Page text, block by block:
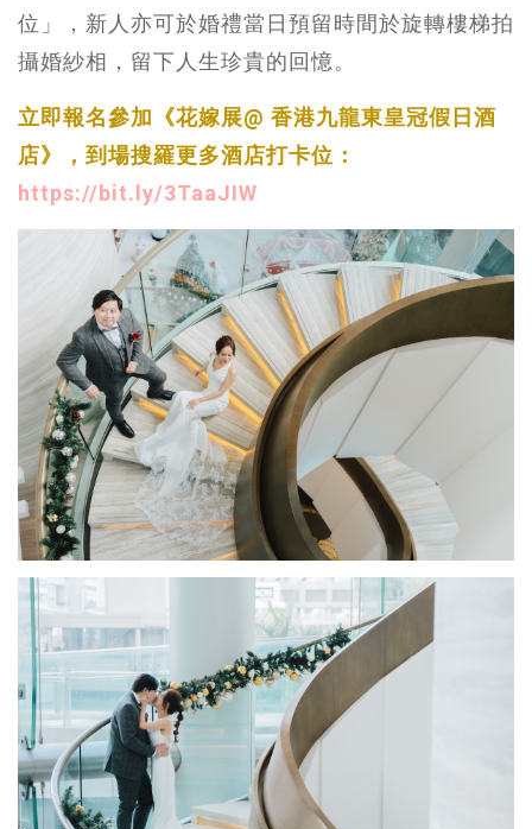
位」，新人亦可於婚禮當日預留時間於旋轉樓梯拍
攝婚紗相，留下人生珍貴的回憶。
立即報名參加《花嫁展@ 香港九龍東皇冠假日酒
店》，到場搜羅更多酒店打卡位：
https://bit.ly/3TaaJIW